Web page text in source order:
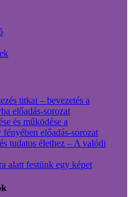
titkai – bevezetés a
előadás-sorozat
és működése a
előadás-sorozat
tudatos élethez – A valódi
alatt festünk egy képet